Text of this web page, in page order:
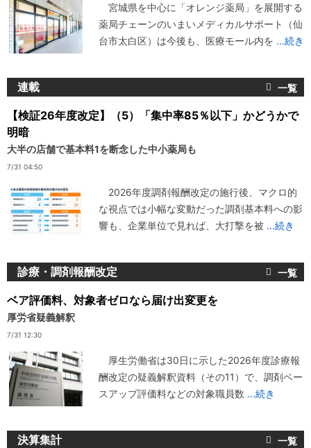
宮城県を中心に「オレンジ薬局」を展開する
薬局チェーンのいまいメディカルサポート（仙
台市太白区）は今後も、医療モール内を ...続き
連載
【検証26年度改定】（5）「集中率85％以下」かどうかで
明暗
大半の店舗で基本料1を断念した中小薬局も
7/31 04:50
2026年度調剤報酬改定の施行後、マクロ的
な視点では小幅な変動だった調剤基本料への影
響も、企業単位で見れば、大打撃を被 ...続き
診療・調剤報酬改定
ベア評価料、対象者ゼロなら届け出変更を
厚労省疑義解釈
7/31 12:30
厚生労働省は30日に示した2026年度診療報
酬改定の疑義解釈資料（その11）で、調剤ベー
スアップ評価料などの対象職員数 ...続き
決算集計